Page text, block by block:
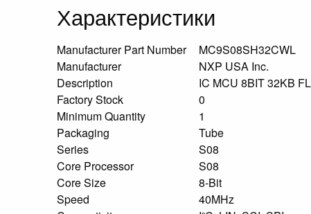
Характеристики
Manufacturer Part Number
MC9S08SH32CWL
Manufacturer
NXP USA Inc.
Description
IC MCU 8BIT 32KB
Factory Stock
0
Minimum Quantity
1
Packaging
Tube
Series
S08
Core Processor
S08
Core Size
8-Bit
Speed
40MHz